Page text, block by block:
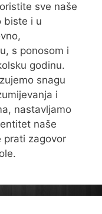
sve naše
biste i u
s ponosom i
godinu.
snagu
i
nastavljamo
naše
prati zagovor